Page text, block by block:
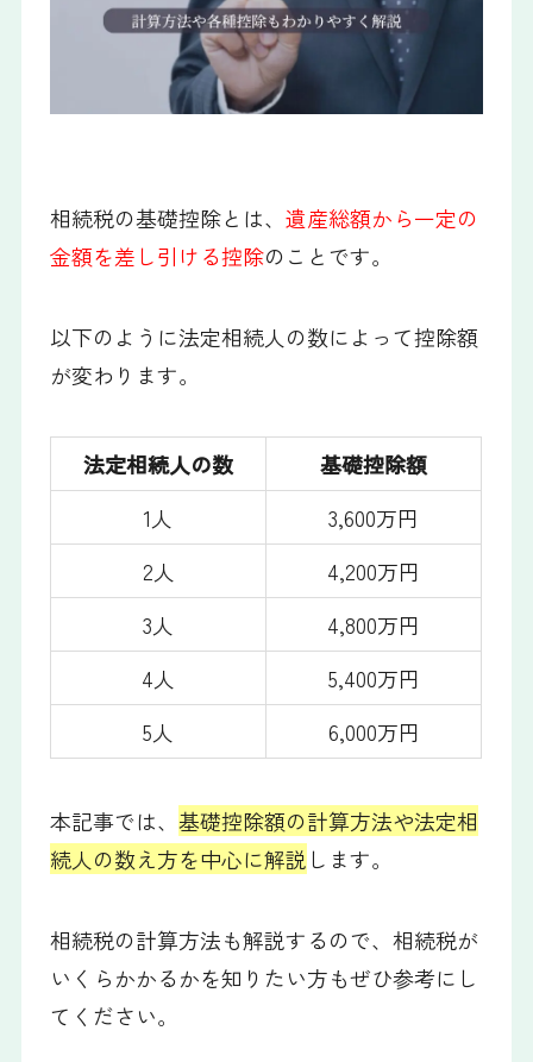
相続税の基礎控除とは、遺産総額から一定の
金額を差し引ける控除のことです。
以下のように法定相続人の数によって控除額
が変わります。
法定相続人の数
基礎控除額
1人
3,600万円
2人
4,200万円
3人
4,800万円
4人
5,400万円
5人
6,000万円
本記事では、基礎控除額の計算方法や法定相
続人の数え方を中心に解説 します。
相続税の計算方法も解説するので、相続税が
いくらかかるかを知りたい方もぜひ参考にし
てください。